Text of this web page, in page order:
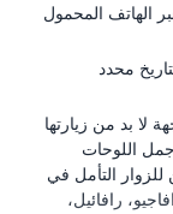
الهاتف المحمول
محدد
لا بد من زيارتها
اللوحات
التأمل في
رافائيل،